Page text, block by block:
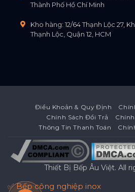
Thành Phố Hồ Chí Minh
Kho hàng: 12/64 Thạnh Lộc 27,
Thạnh Lộc, Quận 12, HCM
Điều Khoản & Quy Định
Chính Sách Đổi Trả
Thông Tin Thanh Toán
Thiết Bị Bếp Âu Việt. All
✅ Bếp công nghiệp inox